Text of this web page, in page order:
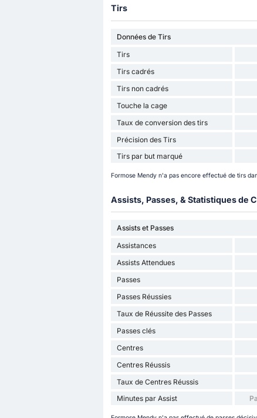
Tirs
Données de Tirs
Tirs
Tirs cadrés
Tirs non cadrés
Touche la cage
Taux de conversion des tirs
Précision des Tirs
Tirs par but marqué
Formose Mendy n'a pas encore effectué de tirs
Assists, Passes, & Statistiques de
Assists et Passes
Assistances
Assists Attendues
Passes
Passes Réussies
Taux de Réussite des Passes
Passes clés
Centres
Centres Réussis
Taux de Centres Réussis
Minutes par Assist